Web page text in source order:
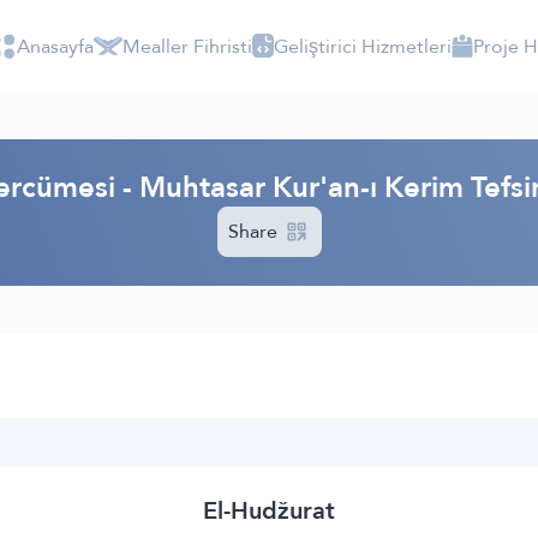
Anasayfa Mealler Fihristi Geliştirici Hizmetleri Proje
- Muhtasar Kur'an-ı Kerim
Share
El-Hudžurat